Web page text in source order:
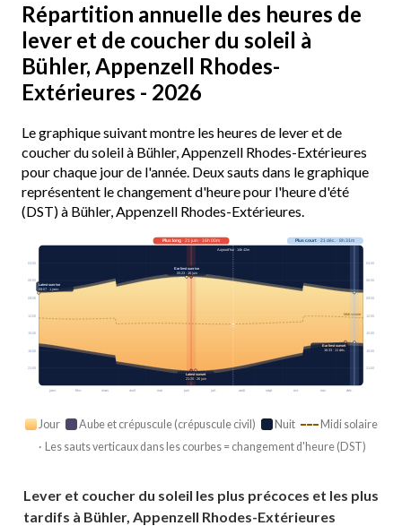
Répartition annuelle des heures de
lever et de coucher du soleil à
Bühler, Appenzell Rhodes-
Extérieures - 2026
Le graphique suivant montre les heures de lever et de
coucher du soleil à Bühler, Appenzell Rhodes-Extérieures
pour chaque jour de l'année. Deux sauts dans le graphique
représentent le changement d'heure pour l'heure d'été
(DST) à Bühler, Appenzell Rhodes-Extérieures.
janv. févr. mars avril mai juin juil. août sept. oct. nov. déc.
Midi solaire
03:00 03:00
06:00 06:00
09:00 09:00
12:00 12:00
15:00 15:00
18:00 18:00
21:00 21:00
Plus long· 21 juin · 16h 00m Plus court· 21 déc. · 8h 31m
Aujourd’hui · 14h 42m
Earliest sunrise
05:23 · 16 juin
Latest sunrise
08:07 · 1 janv.
Earliest sunset
16:33 · 11 déc.
Latest sunset
21:25 · 26 juin
Jour Aube et crépuscule (crépuscule civil) Nuit
Midi solaire
· Les sauts verticaux dans les courbes = changement d'heure (DST)
Lever et coucher du soleil les plus précoces et les plus
tardifs à Bühler, Appenzell Rhodes-Extérieures